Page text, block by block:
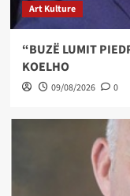
Art Kulture
“BUZË LUMIT
KOELHO
09/08/2026 0